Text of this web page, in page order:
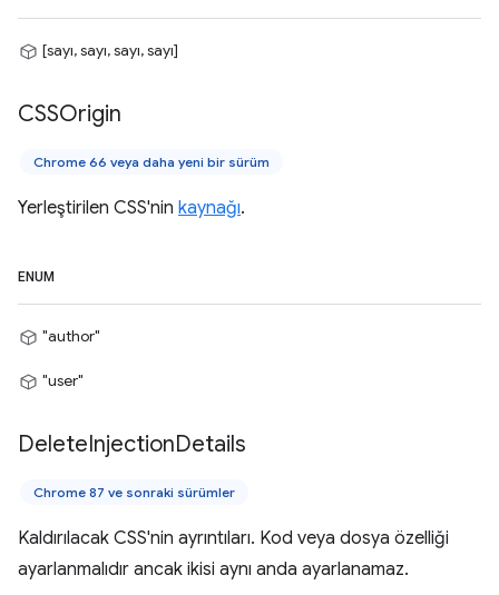
[sayı, sayı, sayı, sayı]
CSSOrigin
Chrome 66 veya daha yeni bir sürüm
Yerleştirilen CSS'nin kaynağı.
ENUM
"author"
"user"
DeleteInjectionDetails
Chrome 87 ve sonraki sürümler
Kaldırılacak CSS'nin ayrıntıları. Kod veya dosya özelliği
ayarlanmalıdır ancak ikisi aynı anda ayarlanamaz.